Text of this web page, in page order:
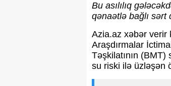
Bu asılılıq
qənaətlə bağlı
Azia.az xəbər verir
Araşdırmalar
Təşkilatının
su riski ilə üzləşən